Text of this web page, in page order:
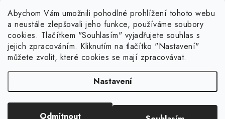
Abychom Vám umožnili pohodlné prohlížení tohoto webu
a neustále zlepšovali jeho funkce, používáme soubory
cookies. Tlačítkem "Souhlasím" vyjadřujete souhlas s
jejich zpracováním. Kliknutím na tlačítko "Nastavení"
můžete zvolit, které cookies se mají zpracovávat.
Nastavení
Odmítnout
O Arken
O nás
Mapa servisů
Prodávané značky
Vše o nákupu
Doprava a platba
Platební metody